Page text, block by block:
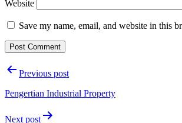
Website
Save my name, email, and website in this
PostPrevious post
Pengertian Industrial Property
Next post